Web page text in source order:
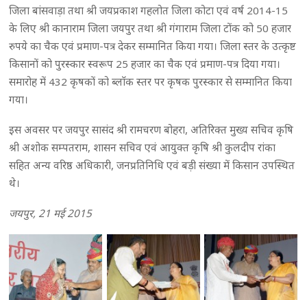
जिला बांसवाड़ा तथा श्री जयप्रकाश गहलोत जिला कोटा एवं वर्ष 2014-15
के लिए श्री कानाराम जिला जयपुर तथा श्री गंगाराम जिला टोंक को 50 हजार
रुपये का चैक एवं प्रमाण-पत्र देकर सम्मानित किया गया। जिला स्तर के उत्कृष्ट
किसानों को पुरस्कार स्वरूप 25 हजार का चैक एवं प्रमाण-पत्र दिया गया।
समारोह में 432 कृषकों को ब्लाॅक स्तर पर कृषक पुरस्कार से सम्मानित किया
गया।
इस अवसर पर जयपुर सासंद श्री रामचरण बोहरा, अतिरिक्त मुख्य सचिव कृषि
श्री अशोक सम्पतराम, शासन सचिव एवं आयुक्त कृषि श्री कुलदीप रांका
सहित अन्य वरिष्ठ अधिकारी, जनप्रतिनिधि एवं बड़ी संख्या में किसान उपस्थित
थे।
जयपुर, 21 मई 2015